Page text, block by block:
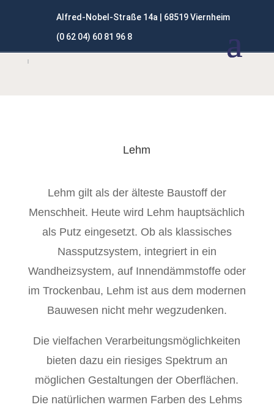
Alfred-Nobel-Straße 14a | 68519 Viernheim
(0 62 04) 60 81 96 8
Lehm
Lehm gilt als der älteste Baustoff der
Menschheit. Heute wird Lehm hauptsächlich
als Putz eingesetzt. Ob als klassisches
Nassputzsystem, integriert in ein
Wandheizsystem, auf Innendämmstoffe oder
im Trockenbau, Lehm ist aus dem modernen
Bauwesen nicht mehr wegzudenken.
Die vielfachen Verarbeitungsmöglichkeiten
bieten dazu ein riesiges Spektrum an
möglichen Gestaltungen der Oberflächen.
Die natürlichen warmen Farben des Lehms